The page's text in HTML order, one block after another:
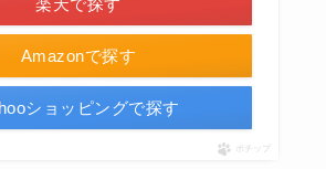
Amazonで探す
楽天で探す
ショッピングで探す
ポチップ